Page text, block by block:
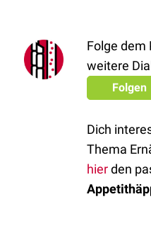
Folge dem
weitere
Folgen
Dich
Thema
hierden